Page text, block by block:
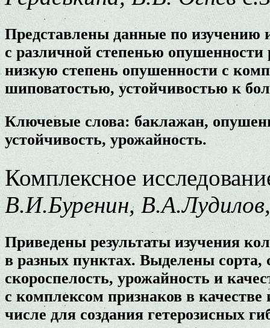
Представлены данные по изучению
с различной степенью
низкую степень опушенности с
шиповатостью, устойчивостью к
Ключевые слова: баклажан,
устойчивость, урожайность.
Комплексное
В.И.Буренин,
Приведены результаты изучения
в разных пунктах. Выделены сорта,
скороспелость, урожайность и
с комплексом признаков в
числе для создания гетерозисных